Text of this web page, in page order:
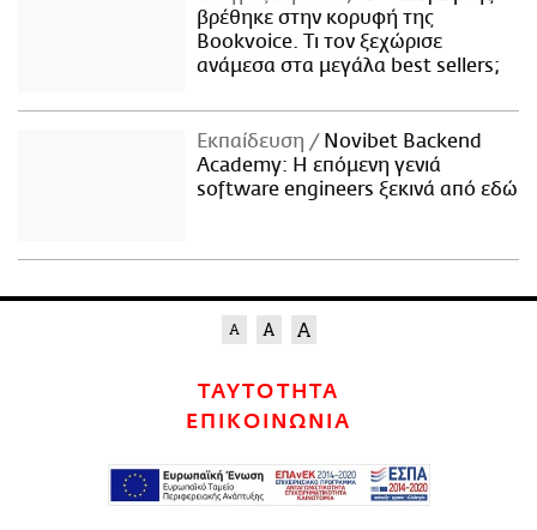
βρέθηκε στην κορυφή της
Bookvoice. Τι τον ξεχώρισε
ανάμεσα στα μεγάλα best sellers;
Εκπαίδευση
Novibet Backend
Academy: Η επόμενη γενιά
software engineers ξεκινά από εδώ
ΤΑΥΤΟΤΗΤΑ
ΕΠΙΚΟΙΝΩΝΙΑ